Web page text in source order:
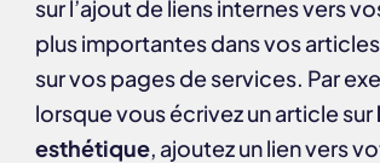
sur l’ajout de liens internes vers
plus importantes dans vos
sur vos pages de services. Par
lorsque vous écrivez un article sur
esthétique, ajoutez un lien vers